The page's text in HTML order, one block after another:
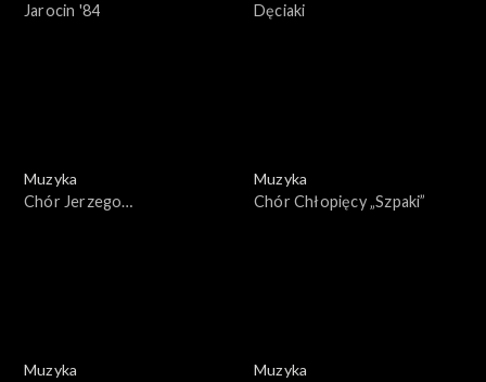
Jarocin '84
Dęciaki
Muzyka
Chór Jerzego
Muzyka
Chór Chłopięcy „Szpaki”
Muzyka
Muzyka